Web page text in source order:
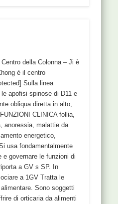
della Colonna – Ji è
è il centro
Sulla linea
apofisi spinose di D11 e
obliqua diretta in alto,
CLINICA follia,
anoressia, malattie da
energetico,
usa fondamentalmente
e governare le funzioni di
a GV s SP. In
a 1GV Tratta le
Sono soggetti
di orticaria da alimenti